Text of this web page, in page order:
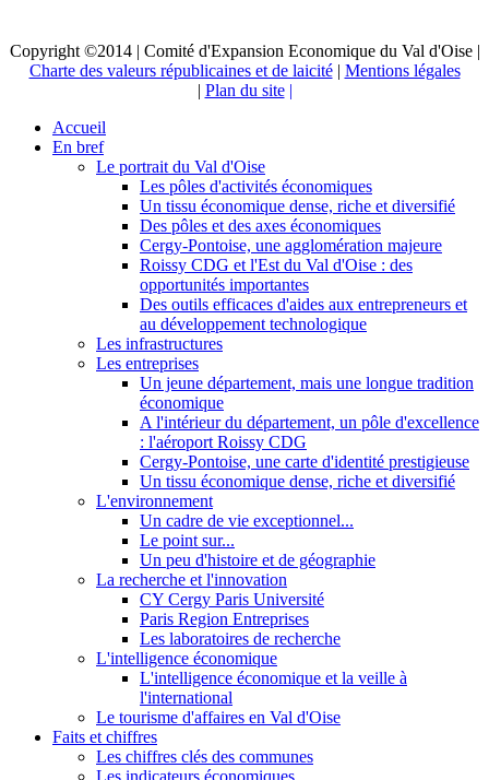
Copyright ©2014 | Comité d'Expansion Economique du Val d'Oise |
Charte des valeurs républicaines et de laicité| Mentions légales
| Plan du site |
Accueil
En bref
Le portrait du Val d'Oise
Les pôles d'activités économiques
Un tissu économique dense, riche et diversifié
Des pôles et des axes économiques
Cergy-Pontoise, une agglomération majeure
Roissy CDG et l'Est du Val d'Oise : des
opportunités importantes
Des outils efficaces d'aides aux entrepreneurs et
au développement technologique
Les infrastructures
Les entreprises
Un jeune département, mais une longue tradition
économique
A l'intérieur du département, un pôle d'excellence
: l'aéroport Roissy CDG
Cergy-Pontoise, une carte d'identité prestigieuse
Un tissu économique dense, riche et diversifié
L'environnement
Un cadre de vie exceptionnel...
Le point sur...
Un peu d'histoire et de géographie
La recherche et l'innovation
CY Cergy Paris Université
Paris Region Entreprises
Les laboratoires de recherche
L'intelligence économique
L'intelligence économique et la veille à
l'international
Le tourisme d'affaires en Val d'Oise
Faits et chiffres
Les chiffres clés des communes